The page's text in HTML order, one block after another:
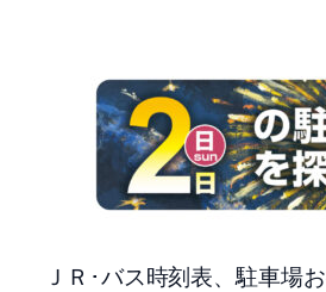
ＪＲ･バス時刻表、駐車場